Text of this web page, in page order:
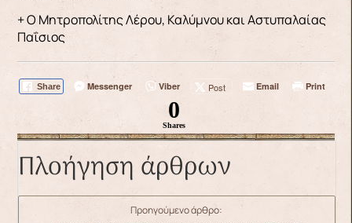
+ Ο Μητροπολίτης Λέρου, Καλύμνου και Αστυπαλαίας
Παΐσιος
Share Messenger Viber Post Email Print
0
Shares
Πλοήγηση άρθρων
Προηγούμενο άρθρο: